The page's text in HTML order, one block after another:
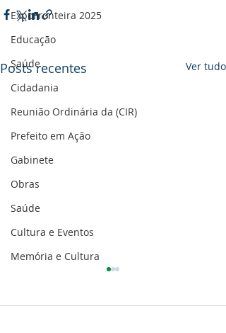
ExpoFronteira 2025
Educação
Saúde
Cidadania
Reunião Ordinária da (CIR)
Prefeito em Ação
Gabinete
Obras
Saúde
Cultura e Eventos
Memória e Cultura
Posts recentes Ver tudo